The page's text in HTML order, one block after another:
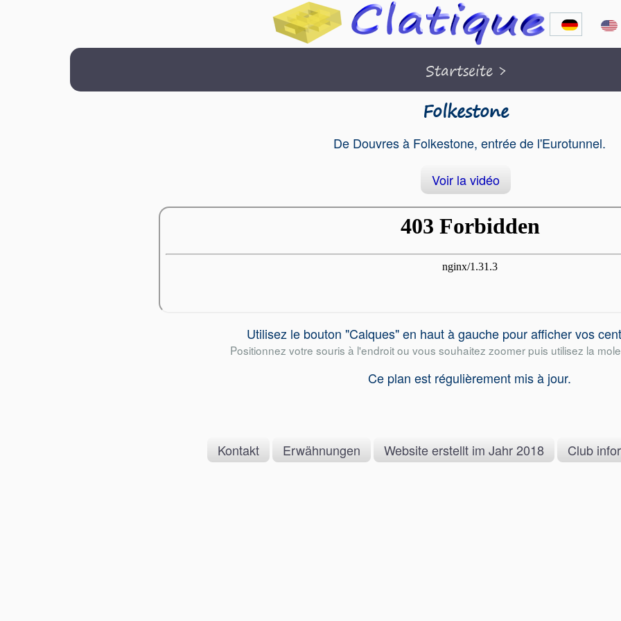
Startseite>
Folkestone
De Douvres à Folkestone, entrée de l'Eurotunnel.
Voir la vidéo
Utilisez le bouton "Calques" en haut à gauche pour afficher vos
Positionnez votre souris à l'endroit ou vous souhaitez zoomer puis utilisez la
Ce plan est régulièrement mis à jour.
Kontakt Erwähnungen Website erstellt im Jahr 2018 Club